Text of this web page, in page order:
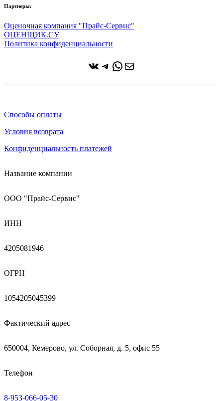
Партнеры:
Оценочная компания "Прайс-Сервис"
ОЦЕНЩИК.СУ
Политика конфиденциальности
ВКонтакте
Telegram
WhatsApp
Почта
Способы оплаты
Условия возврата
Конфиденциальность платежей
Название компании
ООО "Прайс-Сервис"
ИНН
4205081946
ОГРН
1054205045399
Фактический адрес
650004, Кемерово, ул. Соборная, д. 5, офис 55
Телефон
8-953-066-05-30